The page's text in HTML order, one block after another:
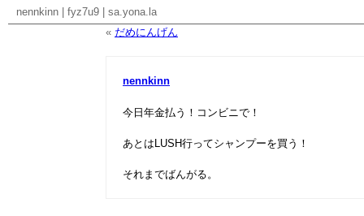
nennkinn fyz7u9
sa.yona.la
« だめにんげん
nennkinn
今日年金払う！コンビニで！
あとはLUSH行ってシャンプーを買う！
それまでばんがる。